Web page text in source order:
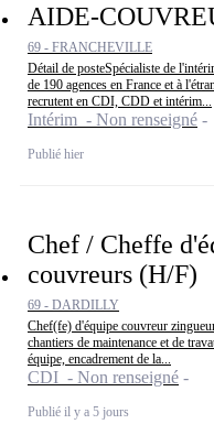
AIDE-
69 - FRANCHEVILLE
Détail de posteSpécialiste de
de 190 agences en France et à
recrutent en CDI, CDD et intérim...
Intérim - Non renseigné
Publié hier
Chef / Cheffe
couvreurs (H/F)
69 - DARDILLY
Chef(fe) d'équipe couvreur
chantiers de maintenance et de
équipe, encadrement de la...
CDI - Non renseigné
Publié il y a 5 jours